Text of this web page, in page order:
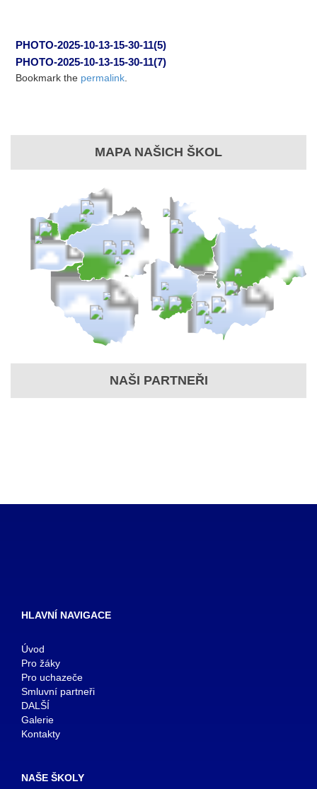
PHOTO-2025-10-13-15-30-11(5)
PHOTO-2025-10-13-15-30-11(7)
Bookmark the permalink
MAPA NAŠICH ŠKOL
NAŠI PARTNEŘI
HLAVNÍ NAVIGACE
Úvod
Pro žáky
Pro uchazeče
Smluvní partneři
DALŠÍ
Galerie
Kontakty
NAŠE ŠKOLY